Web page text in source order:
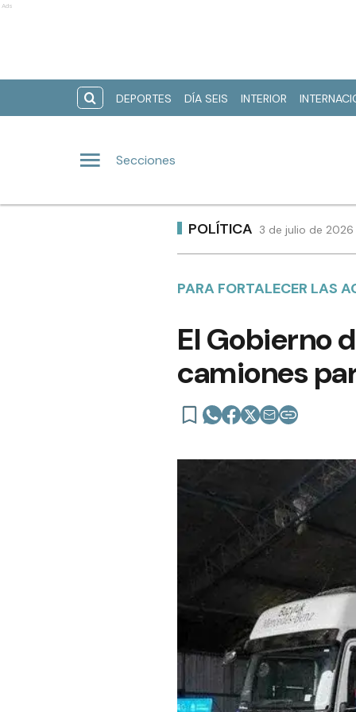
Ads
DEPORTES DÍA SEIS INTERIOR
Secciones
POLÍTICA 3 de julio de
PARA FORTALECER LAS
El Gobierno
camiones